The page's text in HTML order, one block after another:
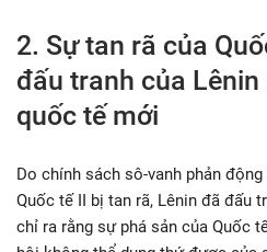
2. Sự tan rã của
đấu tranh của
quốc tế mới
Do chính sách sô-vanh phản
Quốc tế II bị tan rã, Lênin đã đấu
chỉ ra rằng sự phá sản của Quốc